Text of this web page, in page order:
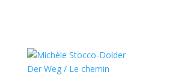
Der Weg / Le chemin